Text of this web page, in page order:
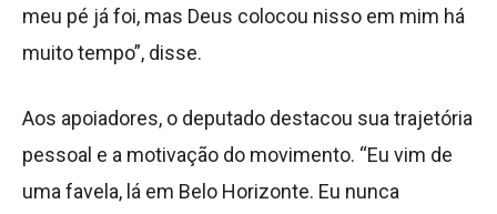
meu pé já foi, mas Deus colocou nisso em mim há
muito tempo”, disse.
Aos apoiadores, o deputado destacou sua trajetória
pessoal e a motivação do movimento. “Eu vim de
uma favela, lá em Belo Horizonte. Eu nunca